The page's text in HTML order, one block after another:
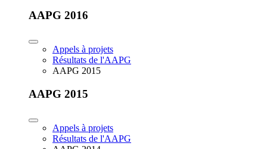
AAPG 2016
Appels à projets
Résultats de l'AAPG
AAPG 2015
AAPG 2015
Appels à projets
Résultats de l'AAPG